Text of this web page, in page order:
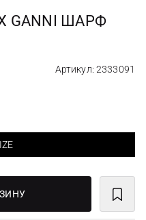
Х GANNI ШАРФ
Артикул: 2333091